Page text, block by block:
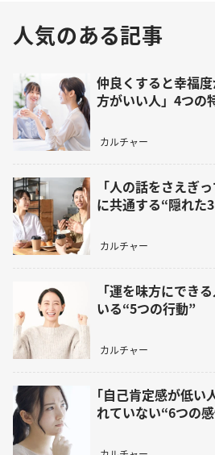
人気のある記事
仲良くすると幸福
方がいい人」4つの
カルチャー
「人の話をさえぎ
に共通する“隠れた
カルチャー
「運を味方にでき
いる“5つの行動”
カルチャー
｢自己肯定感が低い
れていない“6つの